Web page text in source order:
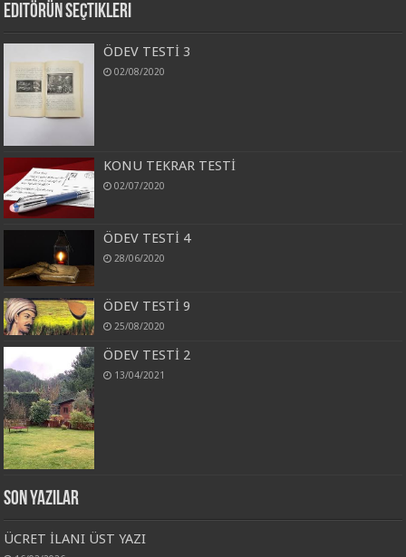
Editörün Seçtikleri
ÖDEV TESTİ 3
02/08/2020
KONU TEKRAR TESTİ
02/07/2020
ÖDEV TESTİ 4
28/06/2020
ÖDEV TESTİ 9
25/08/2020
ÖDEV TESTİ 2
13/04/2021
Son Yazılar
ÜCRET İLANI ÜST YAZI